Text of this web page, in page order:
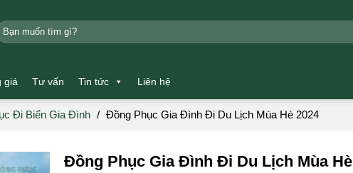
giá Tư vấn Tin tức Liên hệ
Đi Biển Gia Đình / Đồng Phục Gia Đình Đi Du Lịch Mùa Hè 2024
Đồng Phục Gia Đình Đi Du Lịch Mùa Hè